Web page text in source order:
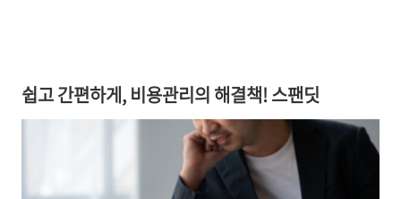
쉽고 간편하게, 비용관리의 해결책! 스팬딧